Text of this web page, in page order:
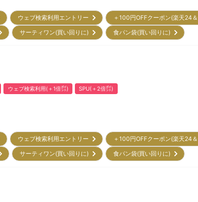
ウェブ検索利用エントリー ＋100円OFFクーポン(楽天24
サーティワン(買い回りに) 食パン袋(買い回りに)
ウェブ検索利用(＋1倍㌽) SPU(＋2倍㌽)
ウェブ検索利用エントリー ＋100円OFFクーポン(楽天24
サーティワン(買い回りに) 食パン袋(買い回りに)